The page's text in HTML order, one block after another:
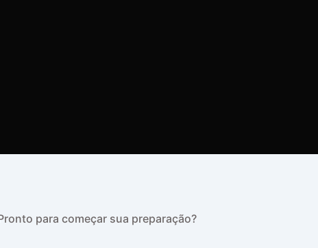
para começar sua preparação?